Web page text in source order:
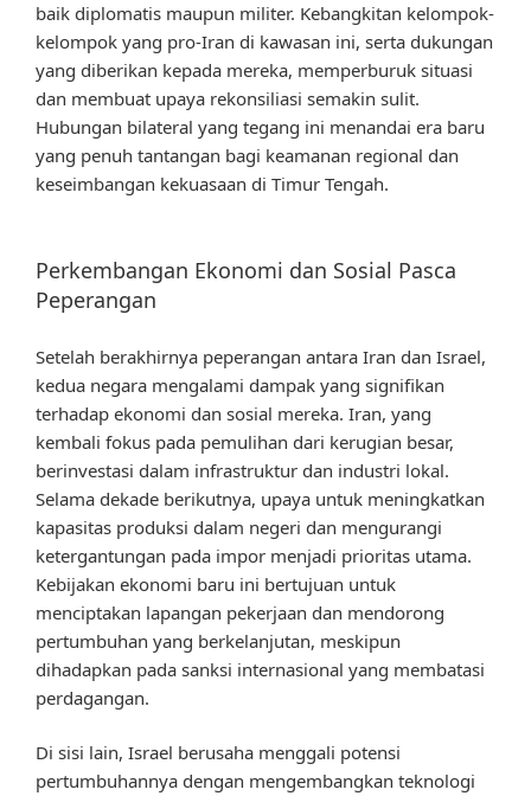
baik diplomatis maupun militer. Kebangkitan kelompok-
kelompok yang pro-Iran di kawasan ini, serta dukungan
yang diberikan kepada mereka, memperburuk situasi
dan membuat upaya rekonsiliasi semakin sulit.
Hubungan bilateral yang tegang ini menandai era baru
yang penuh tantangan bagi keamanan regional dan
keseimbangan kekuasaan di Timur Tengah.
Perkembangan Ekonomi dan Sosial Pasca
Peperangan
Setelah berakhirnya peperangan antara Iran dan Israel,
kedua negara mengalami dampak yang signifikan
terhadap ekonomi dan sosial mereka. Iran, yang
kembali fokus pada pemulihan dari kerugian besar,
berinvestasi dalam infrastruktur dan industri lokal.
Selama dekade berikutnya, upaya untuk meningkatkan
kapasitas produksi dalam negeri dan mengurangi
ketergantungan pada impor menjadi prioritas utama.
Kebijakan ekonomi baru ini bertujuan untuk
menciptakan lapangan pekerjaan dan mendorong
pertumbuhan yang berkelanjutan, meskipun
dihadapkan pada sanksi internasional yang membatasi
perdagangan.
Di sisi lain, Israel berusaha menggali potensi
pertumbuhannya dengan mengembangkan teknologi